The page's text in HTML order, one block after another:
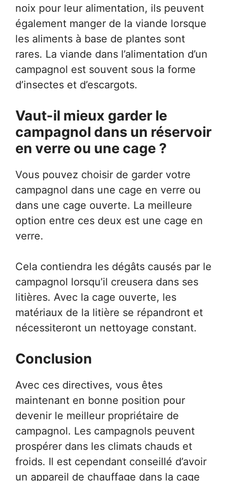
noix pour leur alimentation, ils peuvent
également manger de la viande lorsque
les aliments à base de plantes sont
rares. La viande dans l’alimentation d’un
campagnol est souvent sous la forme
d’insectes et d’escargots.
Vaut-il mieux garder le
campagnol dans un réservoir
en verre ou une cage ?
Vous pouvez choisir de garder votre
campagnol dans une cage en verre ou
dans une cage ouverte. La meilleure
option entre ces deux est une cage en
verre.
Cela contiendra les dégâts causés par le
campagnol lorsqu’il creusera dans ses
litières. Avec la cage ouverte, les
matériaux de la litière se répandront et
nécessiteront un nettoyage constant.
Conclusion
Avec ces directives, vous êtes
maintenant en bonne position pour
devenir le meilleur propriétaire de
campagnol. Les campagnols peuvent
prospérer dans les climats chauds et
froids. Il est cependant conseillé d’avoir
un appareil de chauffage dans la cage